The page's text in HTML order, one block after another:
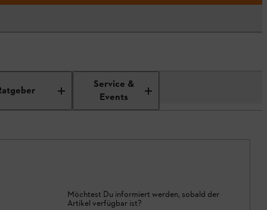
Service &
Events
Möchtest Du informiert werden, sobald der
Artikel verfügbar ist?